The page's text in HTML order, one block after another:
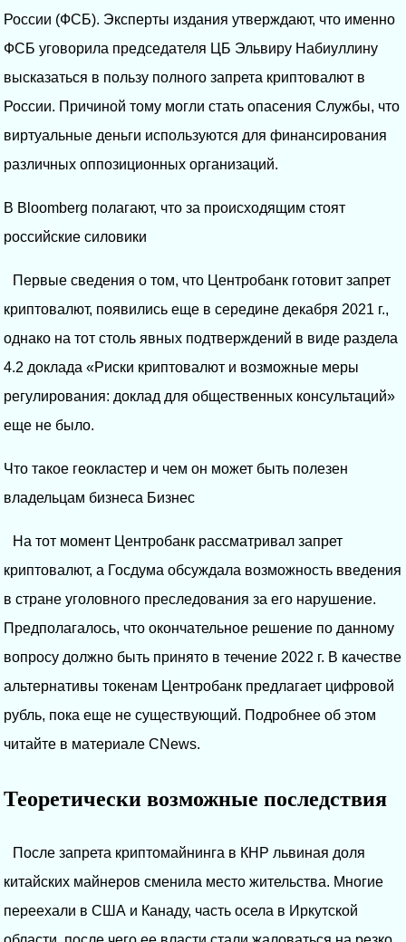
России (ФСБ). Эксперты издания утверждают, что именно
ФСБ уговорила председателя ЦБ Эльвиру Набиуллину
высказаться в пользу полного запрета криптовалют в
России. Причиной тому могли стать опасения Службы, что
виртуальные деньги используются для финансирования
различных оппозиционных организаций.
В Bloomberg полагают, что за происходящим стоят
российские силовики
Первые сведения о том, что Центробанк готовит запрет
криптовалют, появились еще в середине декабря 2021 г.,
однако на тот столь явных подтверждений в виде раздела
4.2 доклада «Риски криптовалют и возможные меры
регулирования: доклад для общественных консультаций»
еще не было.
Что такое геокластер и чем он может быть полезен
владельцам бизнеса Бизнес
На тот момент Центробанк рассматривал запрет
криптовалют, а Госдума обсуждала возможность введения
в стране уголовного преследования за его нарушение.
Предполагалось, что окончательное решение по данному
вопросу должно быть принято в течение 2022 г. В качестве
альтернативы токенам Центробанк предлагает цифровой
рубль, пока еще не существующий. Подробнее об этом
читайте в материале CNews.
Теоретически возможные последствия
После запрета криптомайнинга в КНР львиная доля
китайских майнеров сменила место жительства. Многие
переехали в США и Канаду, часть осела в Иркутской